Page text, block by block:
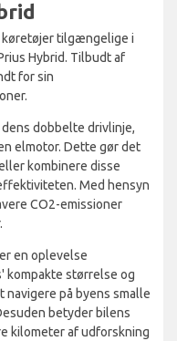
tilgængelige i
Hybrid. Tilbudt af
for sin
dobbelte drivlinje,
elmotor. Dette gør det
kombinere disse
Med hensyn
CO2-emissioner
en oplevelse
kompakte størrelse og
på byens smalle
betyder bilens
kilometer af udforskning